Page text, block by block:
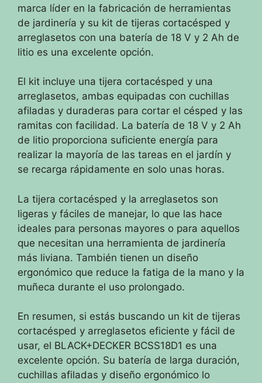
marca líder en la fabricación de herramientas
de jardinería y su kit de tijeras cortacésped y
arreglasetos con una batería de 18 V y 2 Ah de
litio es una excelente opción.
El kit incluye una tijera cortacésped y una
arreglasetos, ambas equipadas con cuchillas
afiladas y duraderas para cortar el césped y las
ramitas con facilidad. La batería de 18 V y 2 Ah
de litio proporciona suficiente energía para
realizar la mayoría de las tareas en el jardín y
se recarga rápidamente en solo unas horas.
La tijera cortacésped y la arreglasetos son
ligeras y fáciles de manejar, lo que las hace
ideales para personas mayores o para aquellos
que necesitan una herramienta de jardinería
más liviana. También tienen un diseño
ergonómico que reduce la fatiga de la mano y la
muñeca durante el uso prolongado.
En resumen, si estás buscando un kit de tijeras
cortacésped y arreglasetos eficiente y fácil de
usar, el BLACK+DECKER BCSS18D1 es una
excelente opción. Su batería de larga duración,
cuchillas afiladas y diseño ergonómico lo